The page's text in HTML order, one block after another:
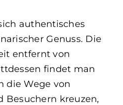
authentisches
Genuss. Die
entfernt von
findet man
die Wege von
Besuchern kreuzen,